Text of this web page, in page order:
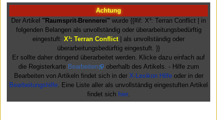
Achtung
Der Artikel "Raumsprit-Brennerei" wurde {{#if: X³: Terran Conflict | in
folgenden Belangen als unvollständig oder überarbeitungsbedürftig
eingestuft: X³: Terran Conflict| als unvollständig oder
überarbeitungsbedürftig eingestuft. }}
Er sollte daher dringend überarbeitet werden. Klicke dazu einfach auf
die Registerkarte Bearbeiten
oberhalb des Artikels. - Hilfe zum
Bearbeiten von Artikeln findet sich in der X-Lexikon Hilfeoder in der
Bearbeitungshilfe. Eine Liste aller als unvollständig eingestuften Artikel
findet sich hier.